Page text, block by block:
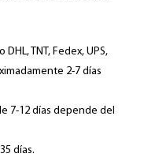
TNT, Fedex, UPS,
2-7 días
7-12 días depende del
días.